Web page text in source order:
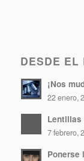
DESDE EL
¡Nos
22 enero,
Lentillas
7 febrero,
Ponerse